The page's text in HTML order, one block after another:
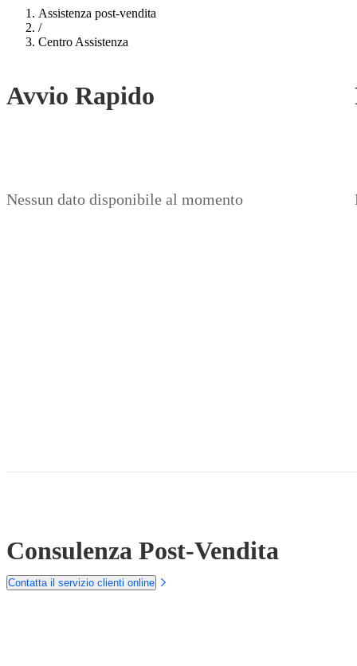
Assistenza post-vendita
/
Centro Assistenza
Avvio Rapido
Nessun dato disponibile al momento
Consulenza Post-Vendita
Contatta il servizio clienti online